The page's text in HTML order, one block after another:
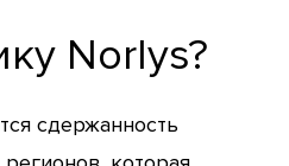
Norlys?
сдержанность